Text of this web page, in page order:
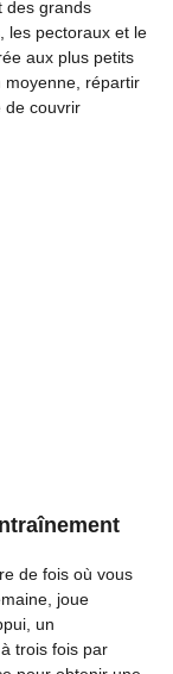
des grands
les pectoraux et le
aux plus petits
moyenne, répartir
de couvrir
de fois où vous
joue
un
trois fois par